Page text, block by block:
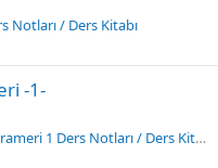
Notları / Ders Kitabı
-1-
Açıköğretim Osmanlı Türkçesi Grameri 1 Ders Notları / Ders Kitabı